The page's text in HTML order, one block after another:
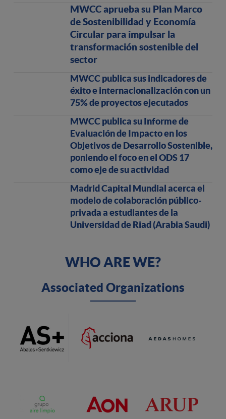
MWCC aprueba su Plan Marco
de Sostenibilidad y Economía
Circular para impulsar la
transformación sostenible del
sector
MWCC publica sus indicadores de
éxito e internacionalización con un
75% de proyectos ejecutados
MWCC publica su Informe de
Evaluación de Impacto en los
Objetivos de Desarrollo Sostenible,
poniendo el foco en el ODS 17
como eje de su actividad
Madrid Capital Mundial acerca el
modelo de colaboración público-
privada a estudiantes de la
Universidad de Riad (Arabia Saudi)
WHO ARE WE?
Associated Organizations